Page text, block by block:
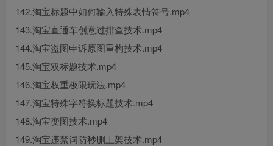
142.淘宝标题中如何输入特殊表情符号.mp4
143.淘宝直通车创意过排查技术.mp4
144.淘宝盗图申诉原图重构技术.mp4
145.淘宝双标题技术.mp4
146.淘宝权重极限玩法.mp4
147.淘宝特殊字符换标题技术.mp4
148.淘宝变图技术.mp4
149.淘宝违禁词防秒删上架技术.mp4